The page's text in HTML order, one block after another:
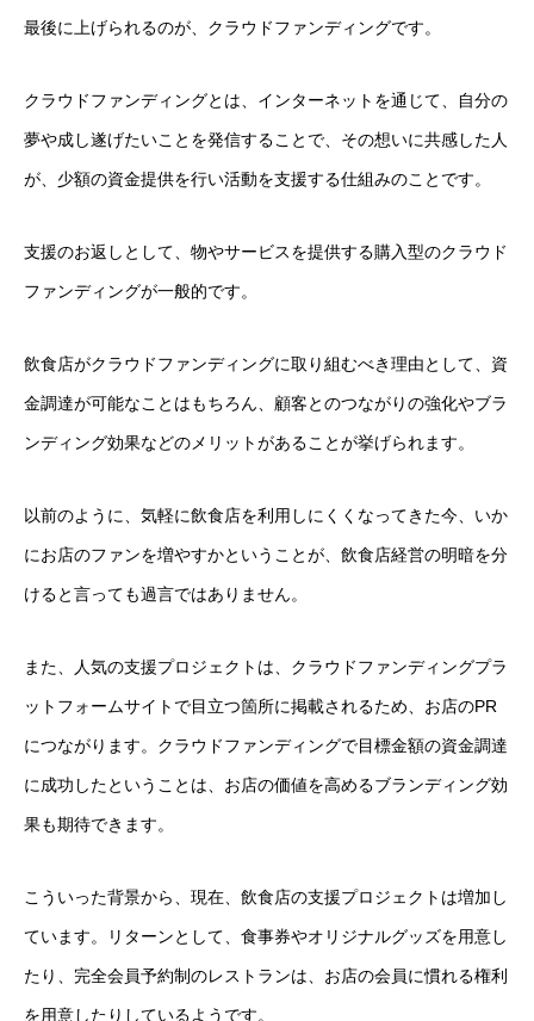
最後に上げられるのが、クラウドファンディングです。
クラウドファンディングとは、インターネットを通じて、自分の
夢や成し遂げたいことを発信することで、その想いに共感した人
が、少額の資金提供を行い活動を支援する仕組みのことです。
支援のお返しとして、物やサービスを提供する購入型のクラウド
ファンディングが一般的です。
飲食店がクラウドファンディングに取り組むべき理由として、資
金調達が可能なことはもちろん、顧客とのつながりの強化やブラ
ンディング効果などのメリットがあることが挙げられます。
以前のように、気軽に飲食店を利用しにくくなってきた今、いか
にお店のファンを増やすかということが、飲食店経営の明暗を分
けると言っても過言ではありません。
また、人気の支援プロジェクトは、クラウドファンディングプラ
ットフォームサイトで目立つ箇所に掲載されるため、お店のPR
につながります。クラウドファンディングで目標金額の資金調達
に成功したということは、お店の価値を高めるブランディング効
果も期待できます。
こういった背景から、現在、飲食店の支援プロジェクトは増加し
ています。リターンとして、食事券やオリジナルグッズを用意し
たり、完全会員予約制のレストランは、お店の会員に慣れる権利
を用意したりしているようです。